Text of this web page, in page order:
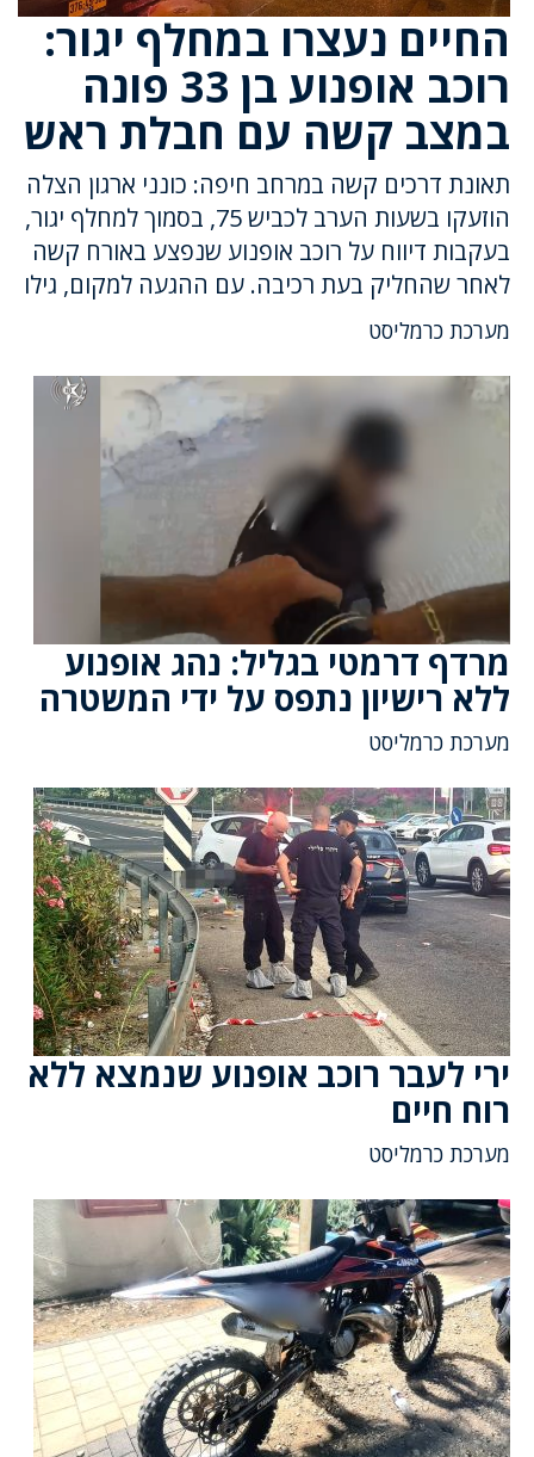
החיים נעצרו במחלף יגור:
רוכב אופנוע בן 33 פונה
במצב קשה עם חבלת ראש
תאונת דרכים קשה במרחב חיפה: כונני ארגון הצלה
הוזעקו בשעות הערב לכביש 75, בסמוך למחלף יגור,
בעקבות דיווח על רוכב אופנוע שנפצע באורח קשה
לאחר שהחליק בעת רכיבה. עם ההגעה למקום, גילו
מערכת כרמליסט
מרדף דרמטי בגליל: נהג אופנוע
ללא רישיון נתפס על ידי המשטרה
מערכת כרמליסט
ירי לעבר רוכב אופנוע שנמצא ללא
רוח חיים
מערכת כרמליסט